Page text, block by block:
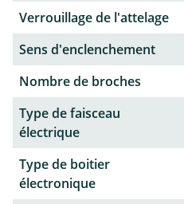
Verrouillage de l'attelage
Sens d'enclenchement
Nombre de broches
Type de faisceau
électrique
Type de boitier
électronique